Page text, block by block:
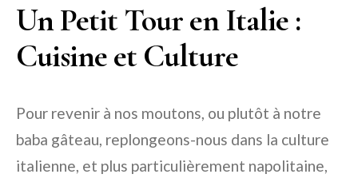
Un Petit Tour en Italie :
Cuisine et Culture
Pour revenir à nos moutons, ou plutôt à notre
baba gâteau, replongeons-nous dans la culture
italienne, et plus particulièrement napolitaine,